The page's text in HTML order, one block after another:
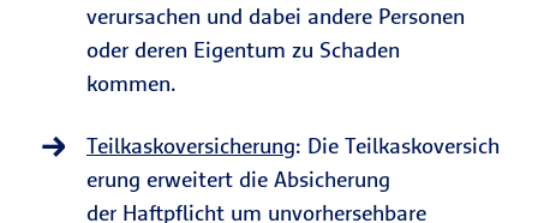
verursachen und dabei andere Personen
oder deren Eigentum zu Schaden
kommen.
Teilkaskoversicherung: Die Teilkaskoversich
erung erweitert die Absicherung
der Haftpflicht um unvorhersehbare